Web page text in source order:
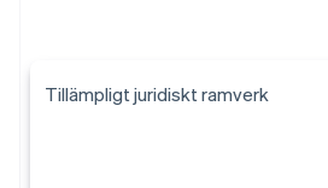
Tillämpligt juridiskt ramverk